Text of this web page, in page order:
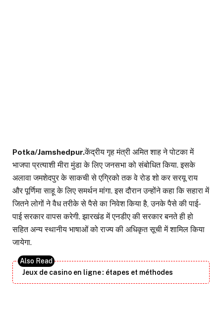
Potka/Jamshedpur.केंद्रीय गृह मंत्री अमित शाह ने पोटका में
भाजपा प्रत्याशी मीरा मुंडा के लिए जनसभा को संबोधित किया. इसके
अलावा जमशेदपुर के साकची से एग्रिको तक वे रोड शो कर सरयू राय
और पूर्णिमा साहू के लिए समर्थन मांगा. इस दौरान उन्होंने कहा कि सहारा में
जितने लोगों ने वैध तरीके से पैसे का निवेश किया है, उनके पैसे की पाई-
पाई सरकार वापस करेगी. झारखंड में एनडीए की सरकार बनते ही हो
सहित अन्य स्थानीय भाषाओं को राज्य की अधिकृत सूची में शामिल किया
जायेगा.
Jeux de casino en ligne : étapes et méthodes